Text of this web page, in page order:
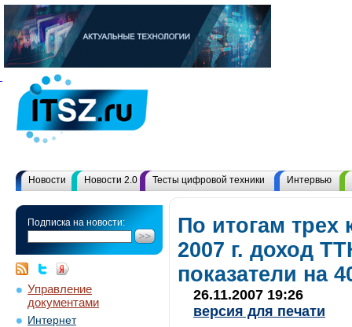
Новости Новости 2.0 Тесты цифровой техники Интервью
Подписка на новости:
Управление
документами
Интернет
По итогам трех
2007 г. доход
показатели на
26.11.2007 19:26
версия для печати